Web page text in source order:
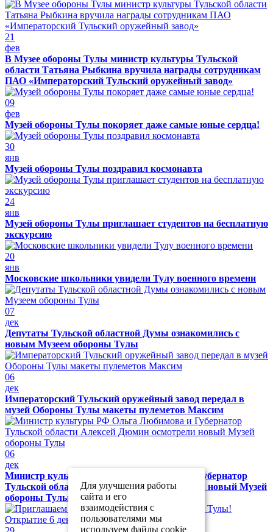
21
фев
В Музее обороны Тулы министр культуры Тульской
области Татьяна Рыбкина вручила награды сотрудникам
ПАО «Императорский Тульский оружейный завод»
09
фев
Музей обороны Тулы покоряет даже самые юные сердца!
30
янв
Музей обороны Тулы поздравил космонавта
24
янв
Музей обороны Тулы приглашает студентов на бесплатную
экскурсию
20
янв
Московские школьники увидели Тулу военного времени
07
дек
Депутаты Тульской областной Думы ознакомились с
новым Музеем обороны Тулы
06
дек
Императорский Тульский оружейный завод передал в
музей Обороны Тулы макеты пулеметов Максим
06
дек
Министр культуры РФ Ольга Любимова и Губернатор
Тульской области Алексей Дюмин осмотрели новый Музей
обороны Тулы
Для улучшения работы
сайта и его
взаимодействия с
пользователями мы
используем файлы cookie